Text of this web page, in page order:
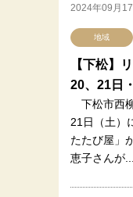
2024年09月17
地域
【下松】
20、21日
下松市西
21日（土）
たたび屋」
恵子さんが...